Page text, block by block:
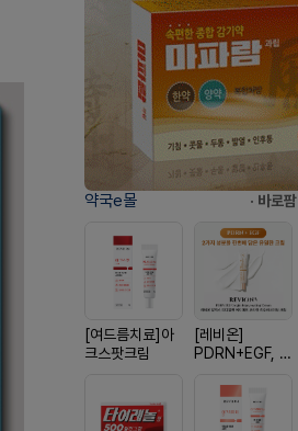
약국e몰 · 바로팜
[여드름치료]아
크스팟크림
[레비온]
PDRN+EGF, 레
EGF 크림